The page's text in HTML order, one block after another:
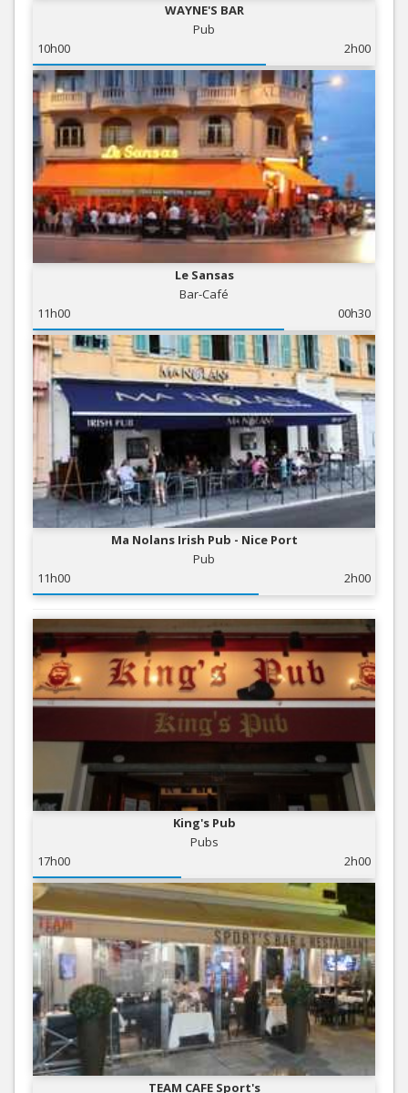
WAYNE'S BAR
Pub
10h00
2h00
Le Sansas
Bar-Café
11h00
00h30
Ma Nolans Irish Pub - Nice Port
Pub
11h00
2h00
King's Pub
Pubs
17h00
2h00
TEAM CAFE Sport's